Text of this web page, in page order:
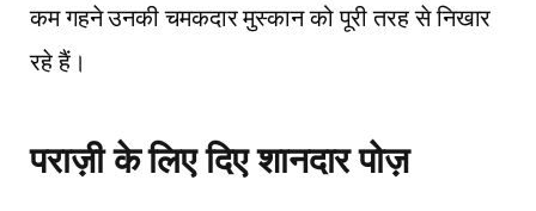
कम गहने उनकी चमकदार मुस्कान को पूरी तरह से निखार
रहे हैं।
पराज़ी के लिए दिए शानदार पोज़